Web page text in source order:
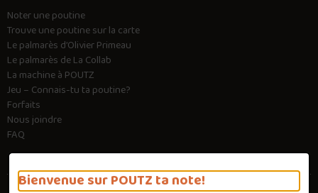
Bienvenue sur POUTZ ta note!
Noter une poutine
Trouve une poutine sur la carte
Le palmarès d’Olivier Primeau
Le palmarès de La Collab
La machine à POUTZ
Jeu – Connais-tu ta poutine?
Forfaits
Nous joindre
FAQ